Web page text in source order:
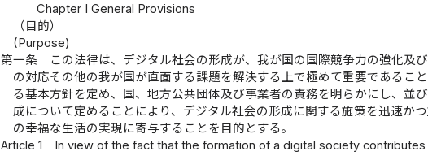
Chapter I General Provisions
（目的）
(Purpose)
第一条
この法律は、デジタル社会の形成が、我が国の国際競争力の強化及
の対応その他の我が国が直面する課題を解決する上で極めて重要であるこ
る基本方針を定め、国、地方公共団体及び事業者の責務を明らかにし、並
成について定めることにより、デジタル社会の形成に関する施策を迅速か
の幸福な生活の実現に寄与することを目的とする。
Article 1
In view of the fact that the formation of a digital society